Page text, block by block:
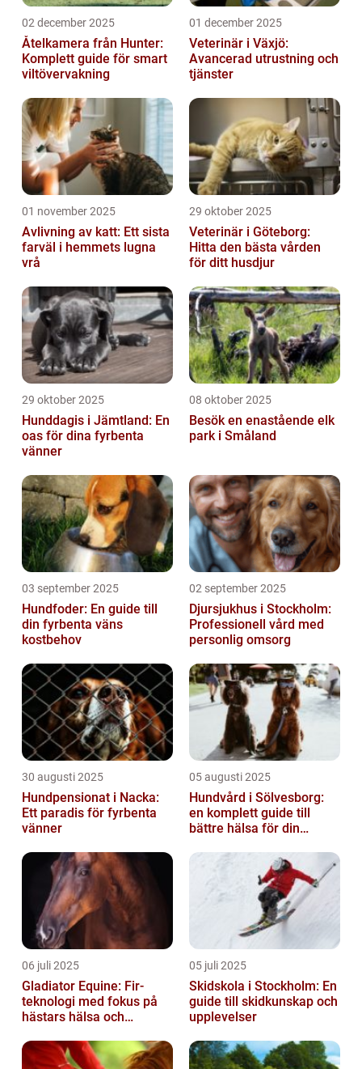
02 december 2025
Åtelkamera från Hunter:
Komplett guide för smart
viltövervakning
01 december 2025
Veterinär i Växjö:
Avancerad utrustning och
tjänster
01 november 2025
Avlivning av katt: Ett sista
farväl i hemmets lugna
vrå
29 oktober 2025
Veterinär i Göteborg:
Hitta den bästa vården
för ditt husdjur
29 oktober 2025
Hunddagis i Jämtland: En
oas för dina fyrbenta
vänner
08 oktober 2025
Besök en enastående elk
park i Småland
03 september 2025
Hundfoder: En guide till
din fyrbenta väns
kostbehov
02 september 2025
Djursjukhus i Stockholm:
Professionell vård med
personlig omsorg
30 augusti 2025
Hundpensionat i Nacka:
Ett paradis för fyrbenta
vänner
05 augusti 2025
Hundvård i Sölvesborg:
en komplett guide till
bättre hälsa för din
06 juli 2025
Gladiator Equine: Fir-
teknologi med fokus på
hästars hälsa och
05 juli 2025
Skidskola i Stockholm: En
guide till skidkunskap och
upplevelser